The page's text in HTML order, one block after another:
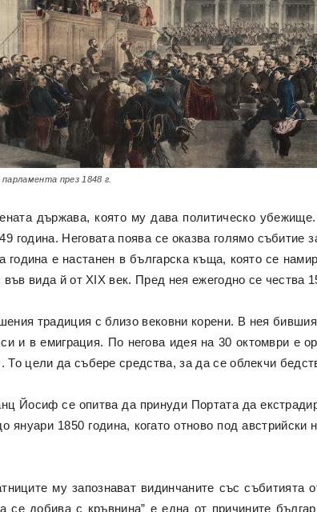
през 1848 г.
държава, която му дава политическо
година. Неговата поява се оказва голямо събитие
е настанен в българска къща, която се
вида й от XIX век. Пред нея ежегодно се чества
традиция с близо вековни корени. В нея
и в емиграция. По негова идея на 30 октомври е
То цели да събере средства, за да се облекчи
Йосиф се опитва да принуди Портата да
1850 година, когато отново под австрийски
му запознават видинчаните със събитията
се добива с кръвнина” е една от причините